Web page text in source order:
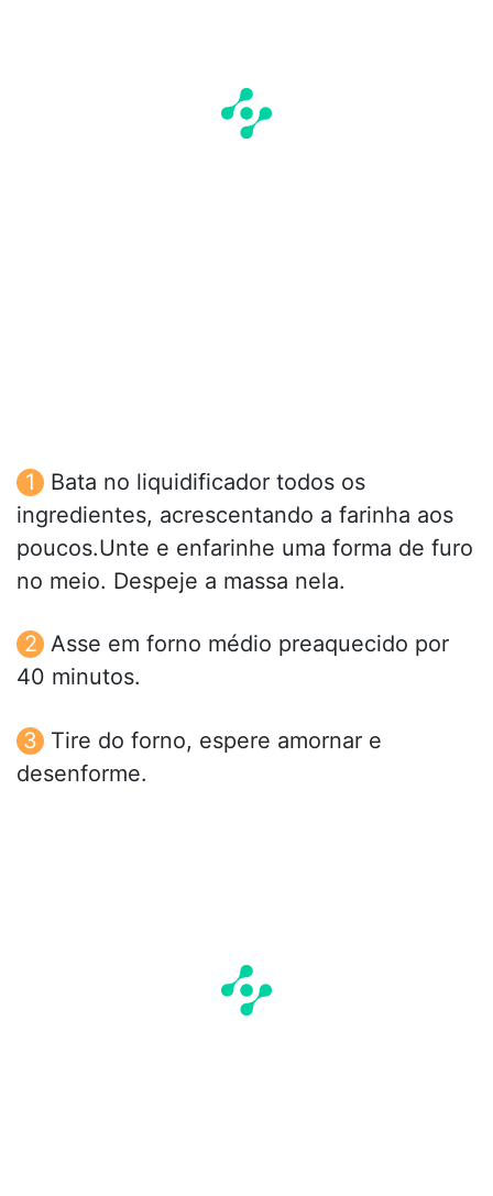
Bata no liquidificador todos os
ingredientes, acrescentando a farinha aos
poucos.Unte e enfarinhe uma forma de furo
no meio. Despeje a massa nela.
Asse em forno médio preaquecido por
40 minutos.
Tire do forno, espere amornar e
desenforme.